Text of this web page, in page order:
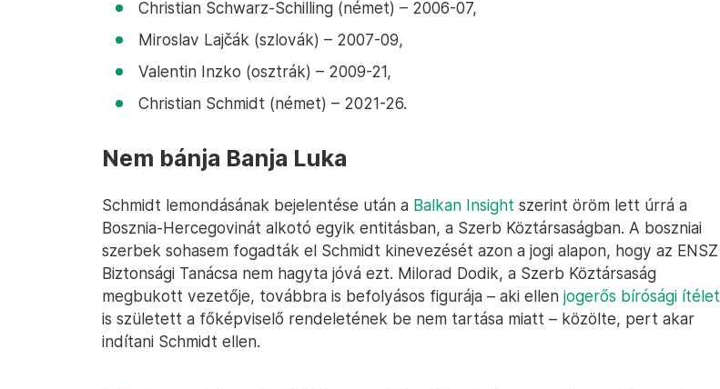
Christian Schwarz-Schilling (német) – 2006-07,
Miroslav Lajčák (szlovák) – 2007-09,
Valentin Inzko (osztrák) – 2009-21,
Christian Schmidt (német) – 2021-26.
Nem bánja Banja Luka
Schmidt lemondásának bejelentése után a Balkan Insight szerint öröm lett úrrá a
Bosznia-Hercegovinát alkotó egyik entitásban, a Szerb Köztársaságban. A boszniai
szerbek sohasem fogadták el Schmidt kinevezését azon a jogi alapon, hogy az ENSZ
Biztonsági Tanácsa nem hagyta jóvá ezt. Milorad Dodik, a Szerb Köztársaság
megbukott vezetője, továbbra is befolyásos figurája – aki ellen jogerős bírósági ítélet
is született a főképviselő rendeletének be nem tartása miatt – közölte, pert akar
indítani Schmidt ellen.